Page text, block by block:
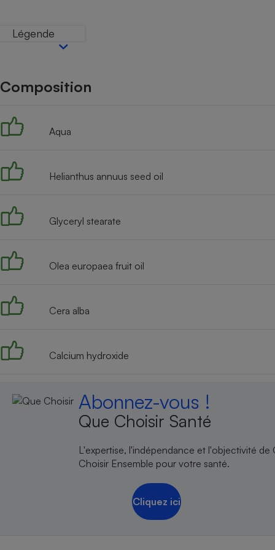
Légende
Composition
Aqua
Helianthus annuus seed oil
Glyceryl stearate
Olea europaea fruit oil
Cera alba
Calcium hydroxide
Abonnez-vous !
Que Choisir Santé
L'expertise, l'indépendance et l'objectivité de
Choisir Ensemble pour votre santé.
Cliquez ici
Antivirus
Climatiseur -
Ventilateur